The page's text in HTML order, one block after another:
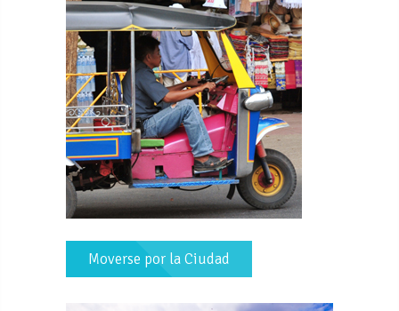
Moverse por la Ciudad